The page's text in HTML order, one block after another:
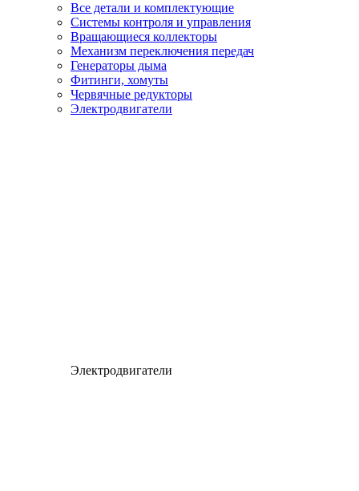
Все детали и комплектующие
Системы контроля и управления
Вращающиеся коллекторы
Механизм переключения передач
Генераторы дыма
Фитинги, хомуты
Червячные редукторы
Электродвигатели
Электродвигатели